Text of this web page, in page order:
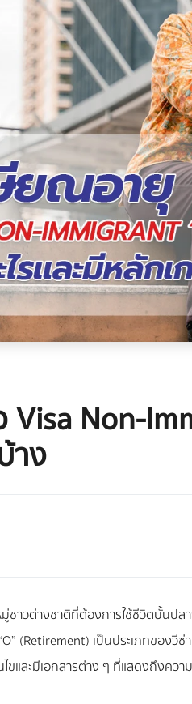
Non-
าง
ชาวต่างชาติที่ต้องการใช้ชีวิตบั้น
(Retirement) เป็นประเภทของวี
และมีเอกสารต่าง ๆ ที่แสดงถึงคว